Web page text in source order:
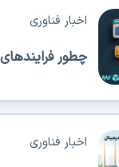
چطور
اخبار فناوری
اخبار فناوری